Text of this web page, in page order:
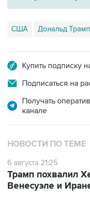
США Дональд Трамп
Купить подписку
Подписаться на
Получать
канале
НОВОСТИ ПО ТЕМЕ
6 августа 21:25
Трамп похвалил
Венесуэле и